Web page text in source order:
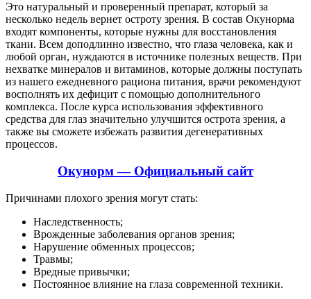
Это натуральный и проверенный препарат, который за
несколько недель вернет остроту зрения. В состав Окунорма
входят компоненты, которые нужны для восстановления
ткани. Всем доподлинно известно, что глаза человека, как и
любой орган, нуждаются в источнике полезных веществ. При
нехватке минералов и витаминов, которые должны поступать
из нашего ежедневного рациона питания, врачи рекомендуют
восполнять их дефицит с помощью дополнительного
комплекса. После курса использования эффективного
средства для глаз значительно улучшится острота зрения, а
также вы сможете избежать развития дегенеративных
процессов.
Окунорм — Официальный сайт
Причинами плохого зрения могут стать:
Наследственность;
Врожденные заболевания органов зрения;
Нарушение обменных процессов;
Травмы;
Вредные привычки;
Постоянное влияние на глаза современной техники.